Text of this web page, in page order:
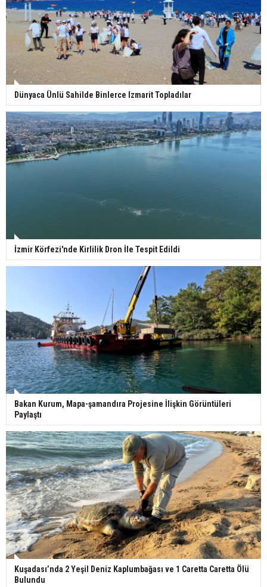
Dünyaca Ünlü Sahilde Binlerce Izmarit Topladılar
İzmir Körfezi'nde Kirlilik Dron İle Tespit Edildi
Bakan Kurum, Mapa-şamandıra Projesine İlişkin Görüntüleri
Paylaştı
Kuşadası’nda 2 Yeşil Deniz Kaplumbağası ve 1 Caretta Caretta Ölü
Bulundu